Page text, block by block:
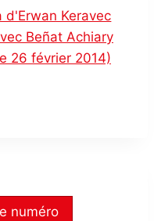
d'Erwan Keravec
Beñat Achiary
26 février 2014)
numéro